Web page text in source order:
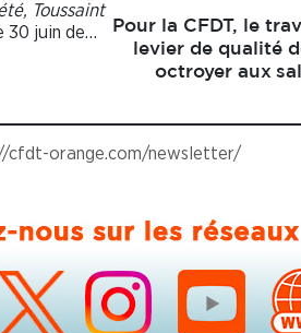
Toussaint
30 juin de…
Pour la CFDT, le
levier de qualité
octroyer aux
cfdt-orange.com/newsletter/